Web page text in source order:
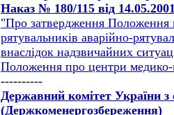
Наказ № 180/115 від
"Про затвердження Положення
рятувальників аварійно-
внаслідок надзвичайних
Положення про центри медико-
----------
Державний комітет України з
(Держкоменергозбереження)